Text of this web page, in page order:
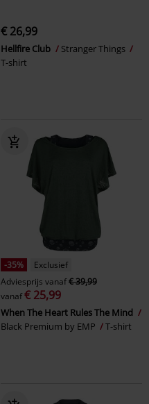
€ 26,99
Hellfire Club
Stranger Things
T-shirt
-35%
Exclusief
Adviesprijs vanaf€ 39,99
vanaf€ 25,99
When The Heart Rules The Mind
Black Premium by EMP
T-shirt